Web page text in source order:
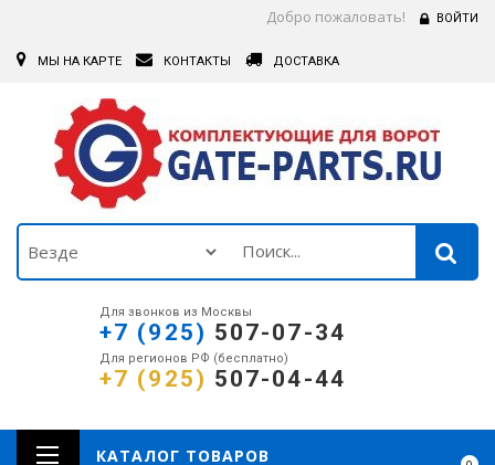
Добро пожаловать! ВОЙТИ
МЫ НА КАРТЕ КОНТАКТЫ ДОСТАВКА
Для звонков из Москвы
+7 (925) 507-07-34
Для регионов РФ (бесплатно)
+7 (925) 507-04-44
КАТАЛОГ ТОВАРОВ